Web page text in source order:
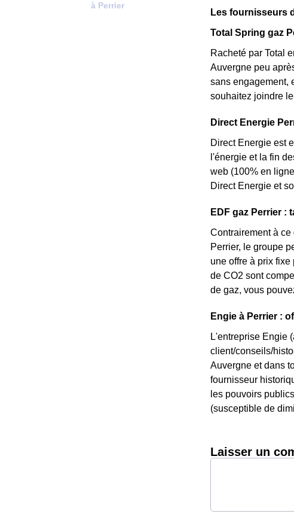
à Perrier
Les fournisseurs
Total Spring gaz
Racheté par Total
Auvergne peu
sans engagement,
souhaitez joindre
Direct Energie
Direct Energie est
l'énergie et la fin
web (100% en
Direct Energie et
EDF gaz Perrier :
Contrairement à
Perrier, le groupe
une offre à prix
de CO2 sont
de gaz, vous
Engie à Perrier :
L'entreprise Engie
client/conseils/
Auvergne et dans
fournisseur
les pouvoirs
(susceptible de
Laisser un